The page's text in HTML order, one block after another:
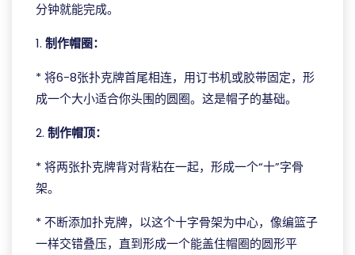
分钟就能完成。
1. 制作帽圈：
* 将6-8张扑克牌首尾相连，用订书机或胶带固定，形
成一个大小适合你头围的圆圈。这是帽子的基础。
2. 制作帽顶：
* 将两张扑克牌背对背粘在一起，形成一个“十”字骨
架。
* 不断添加扑克牌，以这个十字骨架为中心，像编篮子
一样交错叠压，直到形成一个能盖住帽圈的圆形平